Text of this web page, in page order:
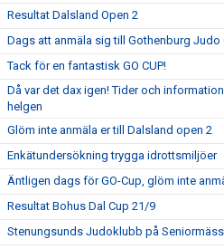
Resultat Dalsland Open 2
Dags att anmäla sig till Gothenburg Judo
Tack för en fantastisk GO CUP!
Då var det dax igen! Tider och
helgen
Glöm inte anmäla er till Dalsland open 2
Enkätundersökning trygga idrottsmiljöer
Äntligen dags för GO-Cup, glöm inte
Resultat Bohus Dal Cup 21/9
Stenungsunds Judoklubb på